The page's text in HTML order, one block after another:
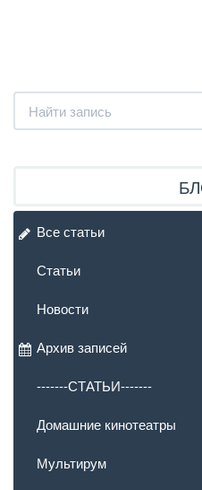
Все статьи
Статьи
Новости
Архив записей
-------СТАТЬИ-------
Домашние кинотеатры
Мультирум